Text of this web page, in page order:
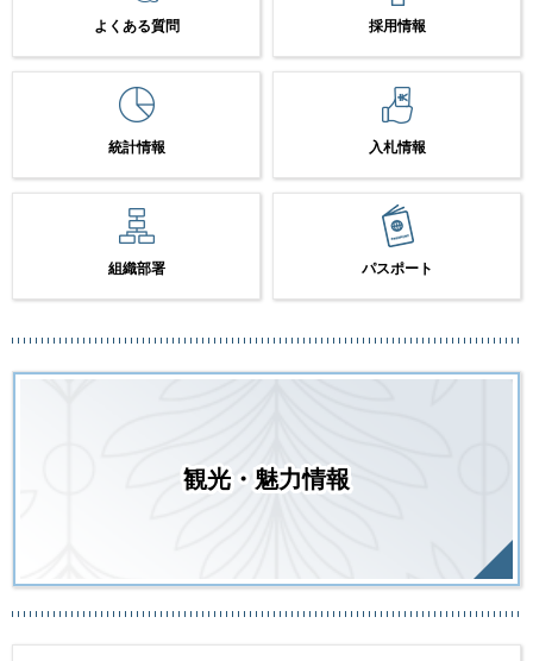
よくある質問 採用情報
統計情報 入札情報
組織部署 パスポート
観光・魅力情報